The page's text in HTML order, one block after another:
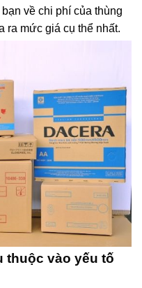
về chi phí của thùng
ra mức giá cụ thể nhất.
thuộc vào yếu tố